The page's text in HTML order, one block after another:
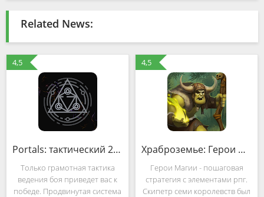
Related News:
4,5
Portals: тактический 2D шутер (MOD, Unlocked)
Только грамотная тактика
ведения боя приведет вас к
победе. Продвинутая система
4,5
Храброземье: Герои Магии (MOD, Unlimited Money)
Герои Магии - пошаговая
стратегия с элементами рпг.
Скипетр семи королевств был